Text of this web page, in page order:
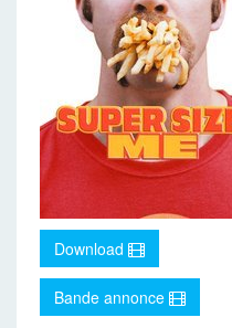
Download
Bande annonce